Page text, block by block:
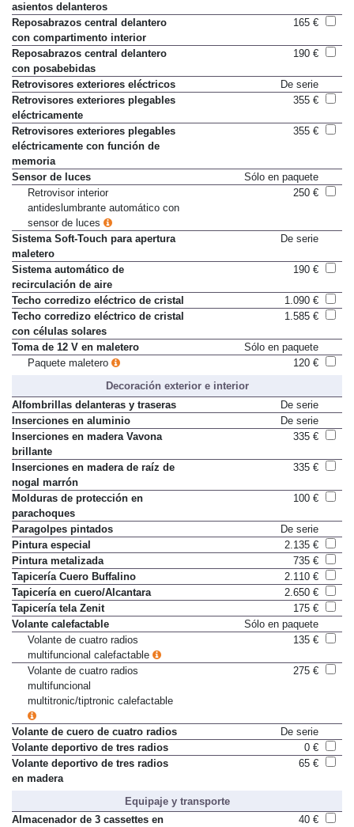
asientos delanteros
Reposabrazos central delantero
con compartimento interior
165 €
Reposabrazos central delantero
con posabebidas
190 €
Retrovisores exteriores eléctricos
De serie
Retrovisores exteriores plegables
eléctricamente
355 €
Retrovisores exteriores plegables
eléctricamente con función de
memoria
355 €
Sensor de luces
Sólo en paquete
Retrovisor interior
antideslumbrante automático con
sensor de luces
250 €
Sistema Soft-Touch para apertura
maletero
De serie
Sistema automático de
recirculación de aire
190 €
Techo corredizo eléctrico de cristal
1.090 €
Techo corredizo eléctrico de cristal
con células solares
1.585 €
Toma de 12 V en maletero
Sólo en paquete
Paquete maletero
120 €
Decoración exterior e interior
Alfombrillas delanteras y traseras
De serie
Inserciones en aluminio
De serie
Inserciones en madera Vavona
brillante
335 €
Inserciones en madera de raíz de
nogal marrón
335 €
Molduras de protección en
parachoques
100 €
Paragolpes pintados
De serie
Pintura especial
2.135 €
Pintura metalizada
735 €
Tapicería Cuero Buffalino
2.110 €
Tapicería en cuero/Alcantara
2.650 €
Tapicería tela Zenit
175 €
Volante calefactable
Sólo en paquete
Volante de cuatro radios
multifuncional calefactable
135 €
Volante de cuatro radios
multifuncional
multitronic/tiptronic calefactable
275 €
Volante de cuero de cuatro radios
De serie
Volante deportivo de tres radios
0 €
Volante deportivo de tres radios
en madera
65 €
Equipaje y transporte
Almacenador de 3 cassettes en
40 €